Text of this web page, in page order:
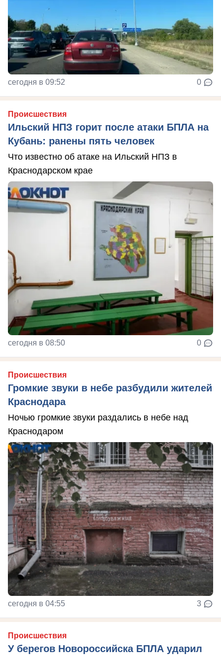
сегодня в 09:52 0
Происшествия
Ильский НПЗ горит после атаки БПЛА на
Кубань: ранены пять человек
Что известно об атаке на Ильский НПЗ в
Краснодарском крае
сегодня в 08:50 0
Происшествия
Громкие звуки в небе разбудили жителей
Краснодара
Ночью громкие звуки раздались в небе над
Краснодаром
сегодня в 04:55 3
Происшествия
У берегов Новороссийска БПЛА ударил